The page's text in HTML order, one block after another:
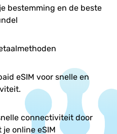
bestemming en de beste
eSIM voor snelle en
connectiviteit door
online eSIM